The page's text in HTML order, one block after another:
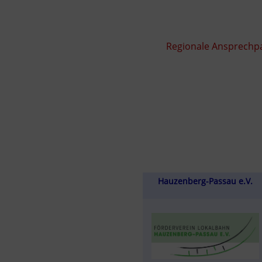
Regionale
Hauzenberg-Passau e.V.